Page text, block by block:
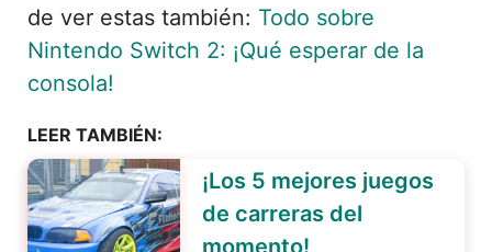
de ver estas también: Todo sobre
Nintendo Switch 2: ¡Qué esperar de la
consola!
LEER TAMBIÉN:
¡Los 5 mejores juegos
de carreras del